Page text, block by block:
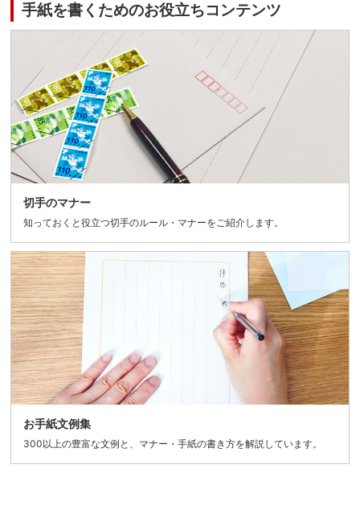
手紙を書くためのお役立ちコンテンツ
切手のマナー
知っておくと役立つ切手のルール・マナーをご紹介します。
お手紙文例集
300以上の豊富な文例と、マナー・手紙の書き方を解説しています。